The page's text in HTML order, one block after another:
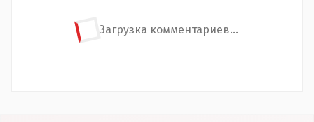
Загрузка комментариев...